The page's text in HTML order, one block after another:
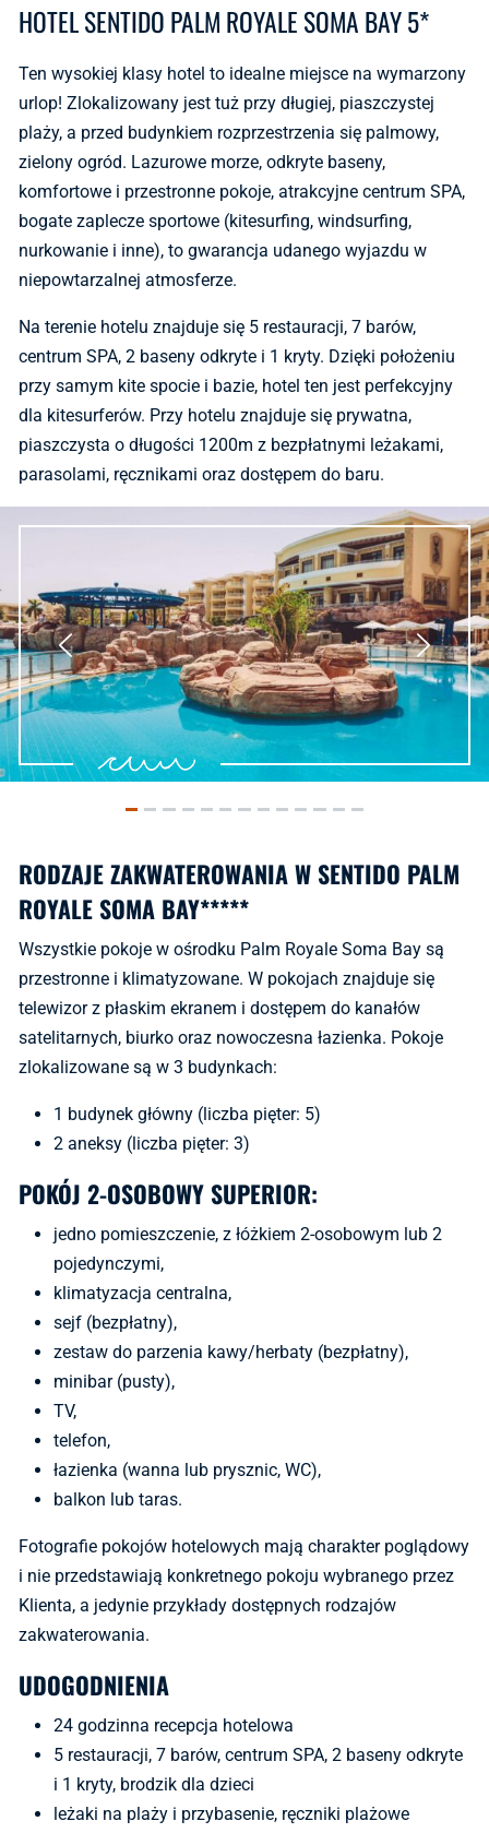
HOTEL SENTIDO PALM ROYALE SOMA BAY 5*
Ten wysokiej klasy hotel to idealne miejsce na wymarzony
urlop! Zlokalizowany jest tuż przy długiej, piaszczystej
plaży, a przed budynkiem rozprzestrzenia się palmowy,
zielony ogród. Lazurowe morze, odkryte baseny,
komfortowe i przestronne pokoje, atrakcyjne centrum SPA,
bogate zaplecze sportowe (kitesurfing, windsurfing,
nurkowanie i inne), to gwarancja udanego wyjazdu w
niepowtarzalnej atmosferze.
Na terenie hotelu znajduje się 5 restauracji, 7 barów,
centrum SPA, 2 baseny odkryte i 1 kryty. Dzięki położeniu
przy samym kite spocie i bazie, hotel ten jest perfekcyjny
dla kitesurferów. Przy hotelu znajduje się prywatna,
piaszczysta o długości 1200m z bezpłatnymi leżakami,
parasolami, ręcznikami oraz dostępem do baru.
RODZAJE ZAKWATEROWANIA W SENTIDO PALM
ROYALE SOMA BAY*****
Wszystkie pokoje w ośrodku Palm Royale Soma Bay są
przestronne i klimatyzowane. W pokojach znajduje się
telewizor z płaskim ekranem i dostępem do kanałów
satelitarnych, biurko oraz nowoczesna łazienka. Pokoje
zlokalizowane są w 3 budynkach:
1 budynek główny (liczba pięter: 5)
2 aneksy (liczba pięter: 3)
POKÓJ 2-OSOBOWY SUPERIOR:
jedno pomieszczenie, z łóżkiem 2-osobowym lub 2
pojedynczymi,
klimatyzacja centralna,
sejf (bezpłatny),
zestaw do parzenia kawy/herbaty (bezpłatny),
minibar (pusty),
TV,
telefon,
łazienka (wanna lub prysznic, WC),
balkon lub taras.
Fotografie pokojów hotelowych mają charakter poglądowy
i nie przedstawiają konkretnego pokoju wybranego przez
Klienta, a jedynie przykłady dostępnych rodzajów
zakwaterowania.
UDOGODNIENIA
24 godzinna recepcja hotelowa
5 restauracji, 7 barów, centrum SPA, 2 baseny odkryte
i 1 kryty, brodzik dla dzieci
leżaki na plaży i przybasenie, ręczniki plażowe